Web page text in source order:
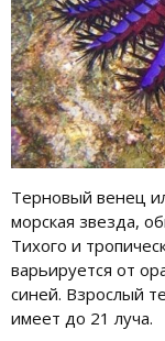
Терновый венец
морская звезда,
Тихого и
варьируется от
синей. Взрослый
имеет до 21 луча.